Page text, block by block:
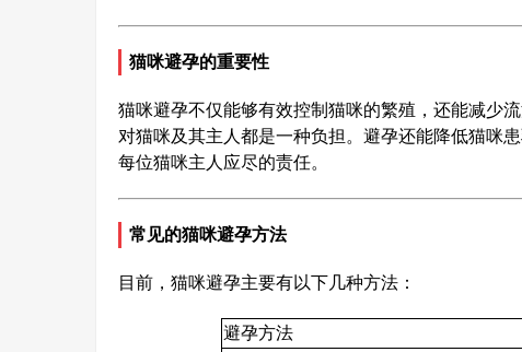
猫咪避孕的重要性
猫咪避孕不仅能够有效控制猫咪的繁殖，还能减少
对猫咪及其主人都是一种负担。避孕还能降低猫咪
每位猫咪主人应尽的责任。
常见的猫咪避孕方法
目前，猫咪避孕主要有以下几种方法：
避孕方法